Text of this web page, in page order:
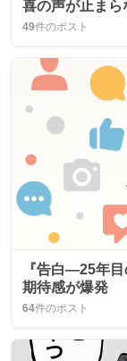
喜の声が止まら
49件のポスト
『告白―25年
期待感が爆発
64件のポスト